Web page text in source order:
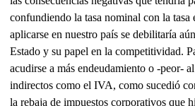
confundiendo la tasa nominal con la tasa
aplicarse en nuestro país se debilitaría
Estado y su papel en la competitividad.
acudirse a más endeudamiento o -peor-
indirectos como el IVA, como sucedió
la rebaja de impuestos corporativos que